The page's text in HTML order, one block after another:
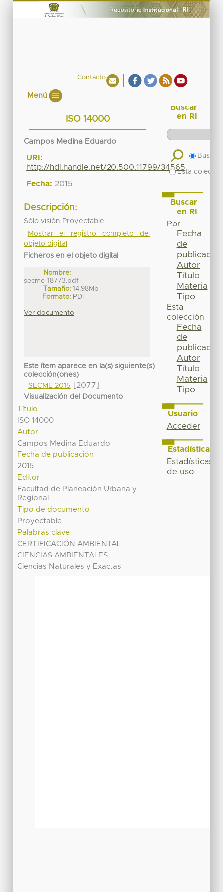
Contacto
Menú
ISO 14000
Campos Medina Eduardo
URI:
http://hdl.handle.net/20.500.11799/34565
Fecha: 2015
Descripción:
Sólo visión Proyectable
Mostrar el registro completo del
objeto digital
Ficheros en el objeto digital
Nombre:
secme-18773.pdf
Tamaño: 14.98Mb
Formato: PDF
Ver documento
Este ítem aparece en la(s) siguiente(s)
colección(ones)
SECME 2015
[2077]
Visualización del Documento
Título
ISO 14000
Autor
Campos Medina Eduardo
Fecha de publicación
2015
Editor
Facultad de Planeación Urbana y
Regional
Tipo de documento
Proyectable
Palabras clave
CERTIFICACIÓN AMBIENTAL
CIENCIAS AMBIENTALES
Ciencias Naturales y Exactas
Buscar
en RI
Buscar
Esta
Buscar
en RI
Por
Fecha
de
publicación
Autor
Título
Materia
Tipo
Esta
colección
Fecha
de
publicación
Autor
Título
Materia
Tipo
Usuario
Acceder
Estadísticas
Estadísticas
de uso